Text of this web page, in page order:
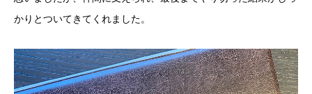
かりとついてきてくれました。